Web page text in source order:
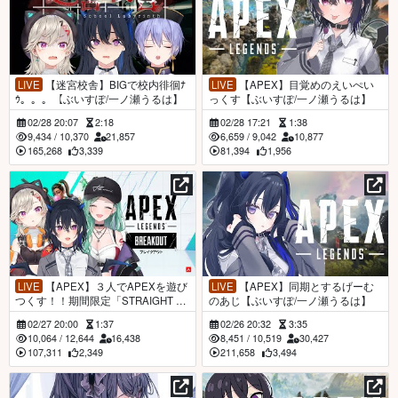
LIVE
ｳ。。。【ぶいすぽ/一ノ瀬うるは】
02/28 20:07
2:18
9,434/ 10,370
21,857
165,268
3,339
LIVE
っくす【ぶいすぽ/一ノ瀬うるは】
02/28 17:21
1:38
6,659 /9,042
10,877
81,394
1,956
LIVE
つくす！！期間限定「STRAIGHT S
HOT」とな！？【ぶいすぽ/一ノ瀬う
るは】
02/27 20:00
1:37
10,064/ 12,644
16,438
107,311
2,349
LIVE
のあじ【ぶいすぽ/一ノ瀬うるは】
02/26 20:32
3:35
8,451 / 10,519
30,427
211,658
3,494